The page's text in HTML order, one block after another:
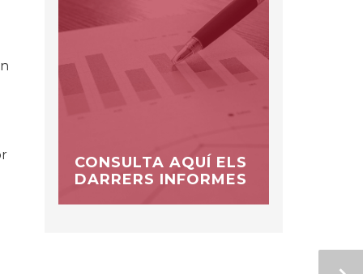
CONSULTA AQUÍ ELS
DARRERS INFORMES